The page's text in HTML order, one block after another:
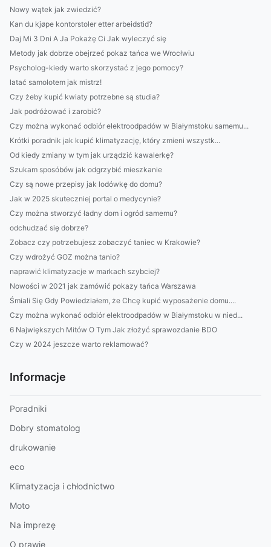
Nowy wątek jak zwiedzić?
Kan du kjøpe kontorstoler etter arbeidstid?
Daj Mi 3 Dni A Ja Pokażę Ci Jak wyleczyć się
Metody jak dobrze obejrzeć pokaz tańca we Wrocłwiu
Psycholog-kiedy warto skorzystać z jego pomocy?
latać samolotem jak mistrz!
Czy żeby kupić kwiaty potrzebne są studia?
Jak podróżować i zarobić?
Czy można wykonać odbiór elektroodpadów w Białymstoku samemu...
Krótki poradnik jak kupić klimatyzację, który zmieni wszystk...
Od kiedy zmiany w tym jak urządzić kawalerkę?
Szukam sposóbów jak odgrzybić mieszkanie
Czy są nowe przepisy jak lodówkę do domu?
Jak w 2025 skuteczniej portal o medycynie?
Czy można stworzyć ładny dom i ogród samemu?
odchudzać się dobrze?
Zobacz czy potrzebujesz zobaczyć taniec w Krakowie?
Czy wdrożyć GOZ można tanio?
naprawić klimatyzacje w markach szybciej?
Nowości w 2021 jak zamówić pokazy tańca Warszawa
Śmiali Się Gdy Powiedziałem, że Chcę kupić wyposażenie domu....
Czy można wykonać odbiór elektroodpadów w Białymstoku w nied...
6 Największych Mitów O Tym Jak złożyć sprawozdanie BDO
Czy w 2024 jeszcze warto reklamować?
Informacje
Poradniki
Dobry stomatolog
drukowanie
eco
Klimatyzacja i chłodnictwo
Moto
Na imprezę
O prawie